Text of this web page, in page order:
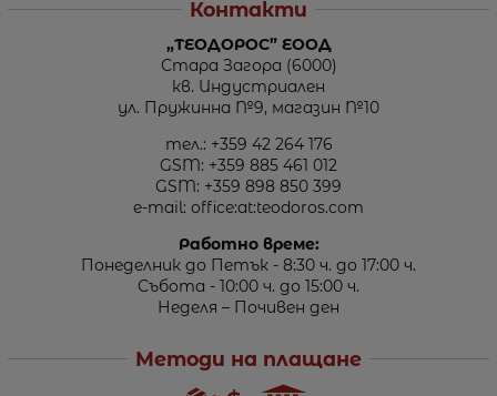
Контакти
„ТЕОДОРОС” ЕООД
Стара Загора (6000)
кв. Индустриален
ул. Пружинна №9, магазин №10
тел.: +359 42 264 176
GSM: +359 885 461 012
GSM: +359 898 850 399
e-mail: office:at:teodoros.com
Работно време:
Понеделник до Петък - 8:30 ч. до 17:00 ч.
Събота - 10:00 ч. до 15:00 ч.
Неделя – Почивен ден
Методи на плащане